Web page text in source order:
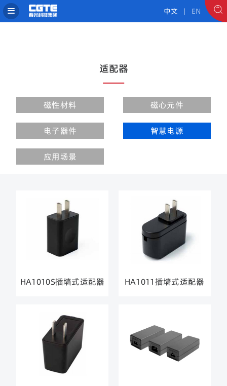
中文 | EN
适配器
磁性材料 磁心元件
电子器件 智慧电源
应用场景
HA1010S插墙式适配器 HA1011插墙式适配器